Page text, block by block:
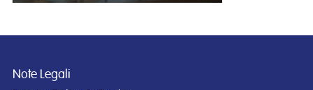
Note Legali